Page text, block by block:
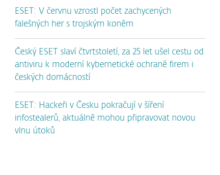
ESET: V červnu vzrostl počet zachycených
falešných her s trojským koněm
Český ESET slaví čtvrtstoletí, za 25 let ušel cestu od
antiviru k moderní kybernetické ochraně firem i
českých domácností
ESET: Hackeři v Česku pokračují v šíření
infostealerů, aktuálně mohou připravovat novou
vlnu útoků